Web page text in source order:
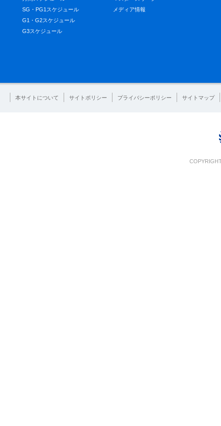
SG・PG1スケジュール
G1・G2スケジュール
G3スケジュール
メディア情報
本サイトについて サイトポリシー プライバシーポリシー サイトマップ